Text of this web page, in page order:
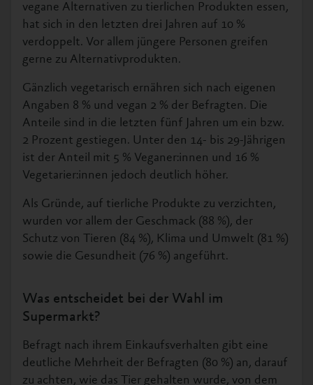
vegane Alternativen zu tierlichen Produkten essen,
hat sich in den letzten drei Jahren auf 10 %
verdoppelt. Vor allem jüngere Personen greifen
gerne zu Alternativprodukten.
Gänzlich vegetarisch ernähren sich nach eigenen
Angaben 8 % und vegan 2 % der Befragten. Die
Anteile sind in die letzten fünf Jahren um ein bzw.
2 Prozent gestiegen. Unter den 14- bis 29-Jährigen
ist der Anteil mit 5 % Veganer:innen und 16 %
Vegetarier:innen jedoch deutlich höher.
Als Gründe, auf tierliche Produkte zu verzichten,
wurden vor allem der Geschmack (88 %), der
Schutz von Tieren (84 %), Klima und Umwelt (81 %)
sowie die Gesundheit (76 %) angeführt.
Was entscheidet bei der Wahl im
Supermarkt?
Befragt nach ihrem Einkaufsverhalten gibt eine
deutliche Mehrheit der Befragten (80 %) an, darauf
zu achten, wie das Tier gehalten wurde, von dem